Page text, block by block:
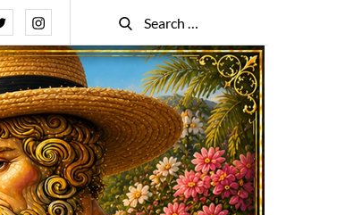
Instagram
Search
for:
Search